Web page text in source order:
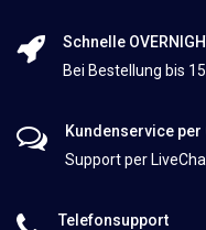
Schnelle
Bei Bestellung bis
Kundenservice per
Support per
Telefonsupport